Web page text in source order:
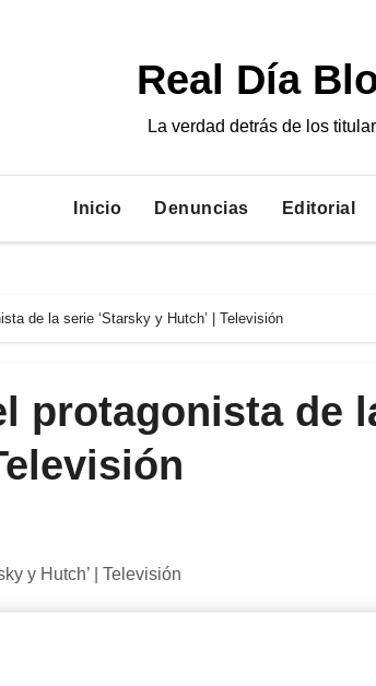
Real Día
La verdad detrás de los
Inicio Denuncias Editorial
de la serie ‘Starsky y Hutch’ | Televisión
protagonista de